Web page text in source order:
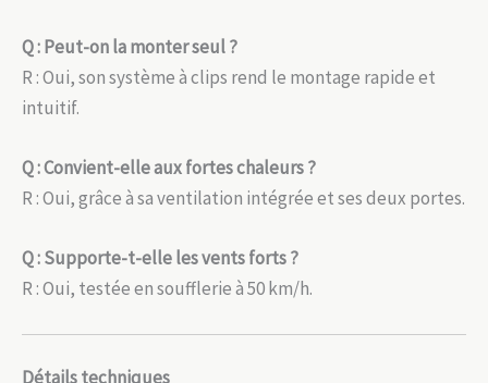
Q : Peut-on la monter seul ?
R : Oui, son système à clips rend le montage rapide et
intuitif.
Q : Convient-elle aux fortes chaleurs ?
R : Oui, grâce à sa ventilation intégrée et ses deux portes.
Q : Supporte-t-elle les vents forts ?
R : Oui, testée en soufflerie à 50 km/h.
Détails techniques